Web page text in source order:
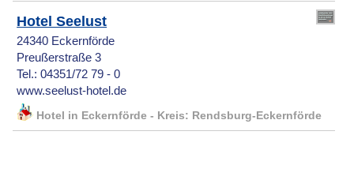
Hotel Seelust
24340 Eckernförde
Preußerstraße 3
Tel.: 04351/72 79 - 0
www.seelust-hotel.de
Hotel in Eckernförde - Kreis: Rendsburg-Eckernförde